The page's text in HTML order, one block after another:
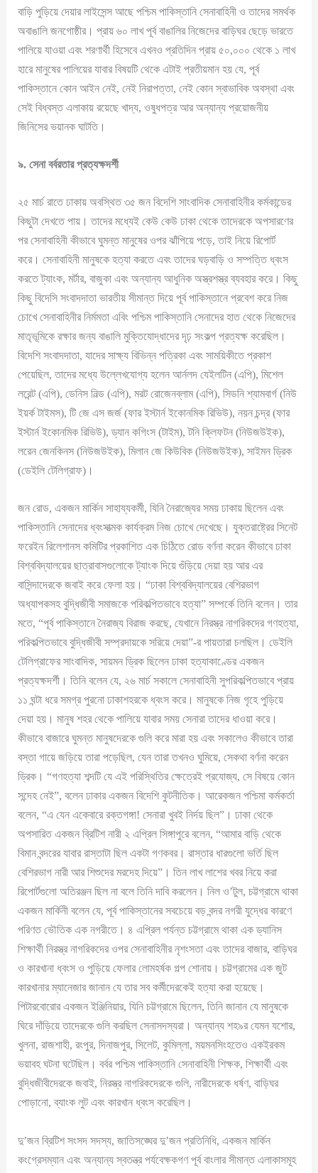
বাড়ি পুড়িয়ে দেয়ার লাইসেন্স আছে পশ্চিম পাকিস্তানি সেনাবাহিনী ও তাদের সমর্থক
অবাঙালি জনগোষ্ঠীর। প্রায় ৬০ লাখ পূর্ব বাঙালির নিজেদের বাড়িঘর ছেড়ে ভারতে
পালিয়ে যাওয়া এবং শরণার্থী হিসেবে এখনও প্রতিদিন প্রায় ৫০,০০০ থেকে ১ লাখ
হারে মানুষের পালিয়ের যাবার বিষয়টি থেকে এটাই প্রতীয়মান হয় যে, পূর্ব
পাকিস্তানে কোন আইন নেই, নেই নিরাপত্তা, নেই কোন স্বাভাবিক অবস্থা এবং
সেই বিধ্বস্ত এলাকায় রয়েছে খাদ্য, ওষুধপত্র আর অন্যান্য প্রয়োজনীয়
জিনিসের ভয়ানক ঘাটতি।
৯.সেনা বর্বরতার প্রত্যক্ষদর্শী
২৫ মার্চ রাতে ঢাকায় অবস্থিত ৩৫ জন বিদেশি সাংবাদিক সেনাবাহিনীর কর্মকান্ডের
কিছুটা দেখতে পায়। তাদের মধ্যেই কেউ কেউ ঢাকা থেকে তাদেরকে অপসারণের
পর সেনাবাহিনী কীভাবে ঘুমন্ত মানুষের ওপর ঝাঁপিয়ে পড়ে, তাই নিয়ে রিপোর্ট
করে। সেনাবাহিনী মানুষকে হত্যা করতে এবং তাদের ঘড়বাড়ি ও সম্পত্তি ধ্বংস
করতে ট্যাংক, মর্টার, বাজুকা এবং অন্যান্য আধুনিক অস্ত্রশস্ত্র ব্যবহার করে। কিছু
কিছু বিদেসি সংবাদদাতা ভারতীয় সীমান্ত দিয়ে পূর্ব পাকিস্তানে প্রবেশ করে নিজ
চোখে সেনাবাহিনীর নির্মমতা এবিং পশ্চিম পাকিস্তানি সেনাদের হাত থেকে নিজেদের
মাতৃভূমিকে রক্ষার জন্য বাঙালি মুক্তিযোদ্ধাদের দৃঢ় সংকল্প প্রত্যক্ষ করেছিল।
বিদেশি সংবাদদাতা, যাদের সাক্ষ্য বিভিন্ন পত্রিকা এবং সাময়িকীতে প্রকাশ
পেয়েছিল, তাদের মধ্যে উল্লেখযোগ্য হলেন আর্নলদ যেইলটিন (এপি), মিশেল
লরেন্ট (এপি), ডেনিস নিল্ড (এপি), মরট রোজেনব্লাম (এপি), সিডনি শ্যামবার্গ (নিউ
ইয়র্ক টাইমস), টি জে এস জর্জ (ফার ইস্টার্ন ইকোনমিক রিভিউ), নয়ন চন্দ্র (ফার
ইস্টার্ন ইকোনমিক রিভিউ), ড্যান কগিংস (টাইম), টনি ক্লিফটন (নিউজউইক),
লরেন জেনকিনস (নিউজউইক), মিলান জে কিউবিক (নিউজউইক), সাইমন ড্রিক
(ডেইলি টেলিগ্রাফ)।
জন রোড, একজন মার্কিন সাহায্যকর্মী, যিনি নৈরাজ্যের সময় ঢাকায় ছিলেন এবং
পাকিস্তানি সেনাদের ধ্বংসাত্মক কার্যক্রম নিজ চোখে দেখেছে। যুক্তরাষ্ট্রের সিনেট
ফরেইন রিলেশানস কমিটির প্রকাশিত এক চিঠিতে রোড বর্ণনা করেন কীভাবে ঢাকা
বিশ্ববিদ্যালয়ের ছাত্রাবাসগুলোকে ট্যাংক দিয়ে গুঁড়িয়ে দেয়া হয় আর এর
বাসিন্দাদেরকে জবাই করে ফেলা হয়। “ঢাকা বিশ্ববিদ্যালয়ের বেশিরভাগ
অধ্যাপকসহ বুদ্ধিজীবী সমাজকে পরিকল্পিতভাবে হত্যা” সম্পর্কে তিনি বলেন। তার
মতে, “পূর্ব পাকিস্তানে নৈরাজ্য বিরাজ করছে, যেখানে নিরস্ত্র নাগরিকদের গণহত্যা,
পরিকল্পিতভাবে বুদ্ধিজীবী সম্প্রদায়কে সরিয়ে দেয়া”-র পায়তারা চলছিল। ডেইলি
টেলিগ্রাফের সাংবাদিক, সায়মন ড্রিক ছিলেন ঢাকা হত্যাকাণ্ডের একজন
প্রত্যক্ষদর্শী। তিনি বলেন যে, ২৬ মার্চ সকালে সেনাবাহিনী সুপরিকল্পিতভাবে প্রায়
১১ ঘন্টা ধরে সমগ্র পুরনো ঢাকাশহরকে ধ্বংস করে। মানুষকে নিজ গৃহে পুড়িয়ে
দেয়া হয়। মানুষ শহর থেকে পালিয়ে যাবার সময় সেনারা তাদের ধাওয়া করে।
কীভাবে বাজারে ঘুমন্ত মানুষদেরকে গুলি করে মারা হয় এবং সকালেও কীভাবে তারা
বস্তা গায়ে জড়িয়ে তারা পড়েছিল, যেন তারা তখনও ঘুমিয়ে, সেকথা বর্ণনা করেন
ড্রিক। “গণহত্যা শব্দটি যে এই পরিস্থিতির ক্ষেত্রেই প্রযোজ্য, সে বিষয়ে কোন
সন্দেহ নেই”, বলেন ঢাকার একজন বিদেশি কুটনীতিক। আরেকজন পশ্চিমা কর্মকর্তা
বলেন, “এ যেন একেবারে রক্তগঙ্গা! সেনারা খুবই নির্দয় ছিল”। ঢাকা থেকে
অপসারিত একজন ব্রিটিশ নারী ২ এপ্রিল সিঙ্গাপুরে বলেন, “আমার বাড়ি থেকে
বিমান বন্দরের যাবার রাস্তাটা ছিল একটা গণকবর। রাস্তার ধারগুলো ভর্তি ছিল
বেশিরভাগ নারী আর শিশুদের মরদেহ দিয়ে”। তিন লাখ লাশের খবর নিয়ে করা
রিপোর্টগুলো অতিরঞ্জন ছিল না বলে তিনি দাবি করলেন। নিল ও’টুল, চট্টগ্রামে থাকা
একজন মার্কিনী বলেন যে, পূর্ব পাকিস্তানের সবচেয়ে বড় বন্দর নগরী যুদ্ধের কারণে
পরিণত ভৌতিক এক নগরীতে। ৪ এপ্রিল পর্যন্ত চট্টগ্রামে থাকা এক ড্যানিস
শিক্ষার্থী নিরস্ত্র নাগরিকদের ওপর সেনাবাহিনীর নৃশংসতা এবং তাদের বাজার, বাড়িঘর
ও কারখানা ধ্বংস ও পুড়িয়ে ফেলার লোমহর্ষক গল্প শোনায়। চট্টগ্রামের এক জুট
কারখানার ম্যানেজার জানান যে তার সব কর্মীদেরকেই হত্যা করা হয়েছে।
পিটারবোরোর একজন ইঞ্জিনিয়ার, যিনি চট্টগ্রামে ছিলেন, তিনি জানান যে মানুষকে
ঘিরে দাঁড়িয়ে তাদেরকে গুলি করছিল সেনাসদস্যরা। অন্যান্য শহ৯র যেমন যশোর,
খুলনা, রাজশাহী, রংপুর, দিনাজপুর, সিলেট, কুমিল্লা, ময়মনসিংহতেও একইরকম
ভয়াবহ ঘটনা ঘটেছিল। বর্বর পশ্চিম পাকিস্তানি সেনাবাহিনী শিক্ষক, শিক্ষার্থী এবং
বুদ্ধিজীবীদেরকে জবাই, নিরস্ত্র নাগরিকদেরকে গুলি, নারীদেরকে ধর্ষণ, বাড়িঘর
পোড়ানো, ব্যাংক লুট এবং কারখান ধ্বংস করেছিল।
দু’জন ব্রিটিশ সংসদ সদস্য, জাতিসঙ্ঘের দু’জন প্রতিনিধি, একজন মার্কিন
কংগ্রেসম্যান এবং অন্যান্য স্বতন্ত্র পর্যবেক্ষকগণ পূর্ব বাংলার সীমান্ত এলাকাসমূহ